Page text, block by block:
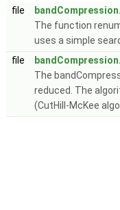
file
The function
uses a simple
file
The
reduced. The
(CutHill-McKee